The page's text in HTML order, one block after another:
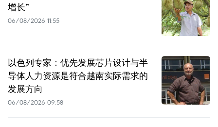
增长”
06/08/2026 11:55
以色列专家：优先发展芯片设计与半
导体人力资源是符合越南实际需求的
发展方向
06/08/2026 09:58